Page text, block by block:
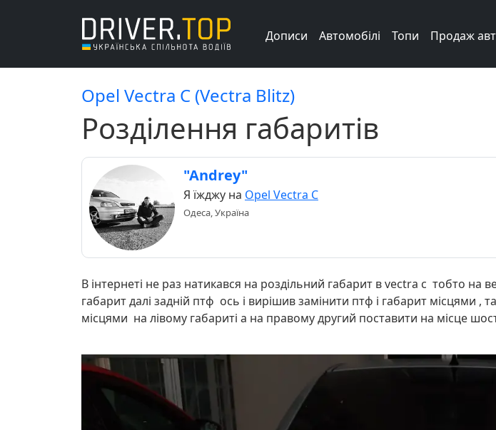
Дописи Автомобілі Топи Продаж
Opel Vectra C (Vectra Blitz)
Розділення габаритів
"Andrey"
Я їжджу на Opel Vectra C
Одеса, Україна
В інтернеті не раз натикався на роздільний габарит в vectra c тобто на
габарит далі задній птф ось і вирішив замінити птф і габарит місцями
місцями на лівому габариті а на правому другий поставити на місце